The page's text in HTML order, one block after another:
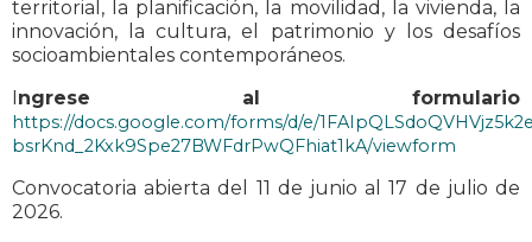
territorial, la planificación, la movilidad, la vivienda, la
innovación, la cultura, el patrimonio y los desafíos
socioambientales contemporáneos.
ngrese al formulario
https://docs.google.com/forms/d/e/
bsrKnd_2Kxk9Spe27BWFdrPwQFhiat1kA/viewform
Convocatoria abierta del 11 de junio al 17 de julio de
2026.